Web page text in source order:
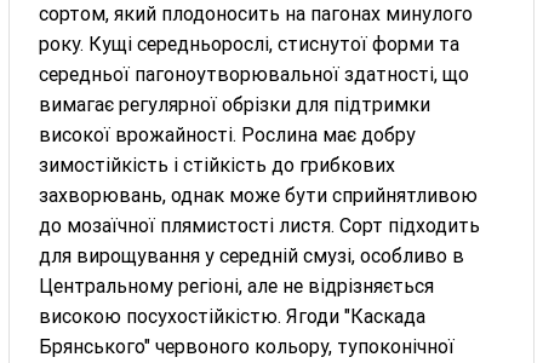
сортом, який плодоносить на пагонах минулого
року. Кущі середньорослі, стиснутої форми та
середньої пагоноутворювальної здатності, що
вимагає регулярної обрізки для підтримки
високої врожайності. Рослина має добру
зимостійкість і стійкість до грибкових
захворювань, однак може бути сприйнятливою
до мозаїчної плямистості листя. Сорт підходить
для вирощування у середній смузі, особливо в
Центральному регіоні, але не відрізняється
високою посухостійкістю. Ягоди "Каскада
Брянського" червоного кольору, тупоконічної